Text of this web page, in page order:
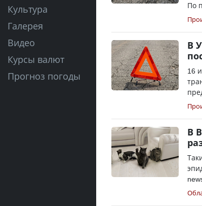
Культура
Галерея
Видео
Курсы валют
Прогноз погоды
По
В
16
В